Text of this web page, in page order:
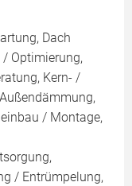
Dach
Optimierung,
Kern- /
/ Montage,
/ Entrümpelung,